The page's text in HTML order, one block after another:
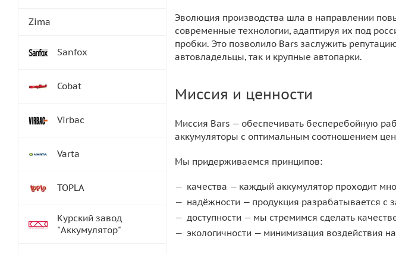
Эволюция производства шла в направлении
современные технологии, адаптируя их под
пробки. Это позволило Bars заслужить
автовладельцы, так и крупные автопарки.
Миссия и ценности
Миссия Bars — обеспечивать бесперебойную
аккумуляторы с оптимальным соотношением
Мы придерживаемся принципов:
качества — каждый аккумулятор проходит
надёжности — продукция разрабатывается с
доступности — мы стремимся сделать
экологичности — минимизация воздействия
Zima
Sanfox
Cobat
Virbac
Varta
TOPLA
Курский завод
"Аккумулятор"